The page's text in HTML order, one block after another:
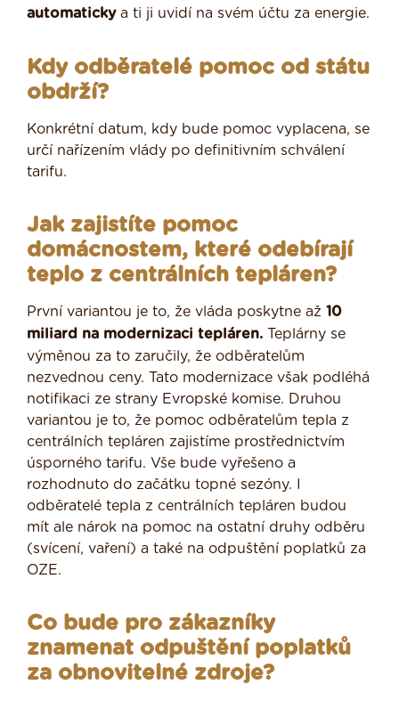
automatickya ti ji uvidí na svém účtu za energie.
Kdy odběratelé pomoc od státu
obdrží?
Konkrétní datum, kdy bude pomoc vyplacena, se
určí nařízením vlády po definitivním schválení
tarifu.
Jak zajistíte pomoc
domácnostem, které odebírají
teplo z centrálních tepláren?
První variantou je to, že vláda poskytne až 10
miliard na modernizaci tepláren. Teplárny se
výměnou za to zaručily, že odběratelům
nezvednou ceny. Tato modernizace však podléhá
notifikaci ze strany Evropské komise. Druhou
variantou je to, že pomoc odběratelům tepla z
centrálních tepláren zajistíme prostřednictvím
úsporného tarifu. Vše bude vyřešeno a
rozhodnuto do začátku topné sezóny. I
odběratelé tepla z centrálních tepláren budou
mít ale nárok na pomoc na ostatní druhy odběru
(svícení, vaření) a také na odpuštění poplatků za
OZE.
Co bude pro zákazníky
znamenat odpuštění poplatků
za obnovitelné zdroje?